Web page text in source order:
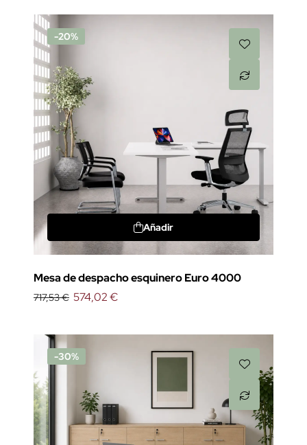
-20%
Añadir
Mesa de despacho esquinero Euro 4000
717,53 € 574,02 €
-30%